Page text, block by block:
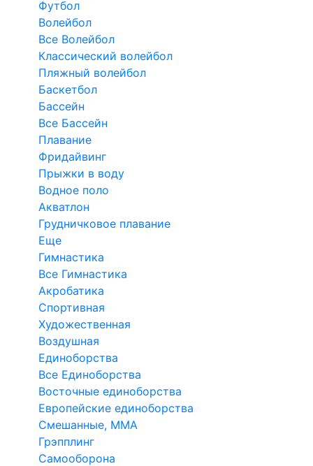
Футбол
Волейбол
Все Волейбол
Классический волейбол
Пляжный волейбол
Баскетбол
Бассейн
Все Бассейн
Плавание
Фридайвинг
Прыжки в воду
Водное поло
Акватлон
Грудничковое плавание
Еще
Гимнастика
Все Гимнастика
Акробатика
Спортивная
Художественная
Воздушная
Единоборства
Все Единоборства
Восточные единоборства
Европейские единоборства
Смешанные, ММА
Грэпплинг
Самооборона